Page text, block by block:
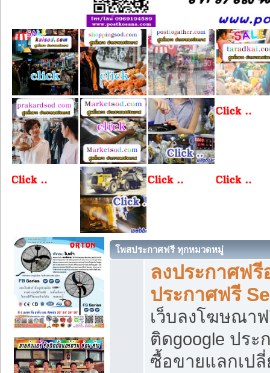
โพสประกาศฟรี ทุกหมวดหมู่
ลงประกาศฟ
ประกาศฟรี
เว็บลงโฆษณา
ติดgoogle ปร
ซื้อขายแลกเป